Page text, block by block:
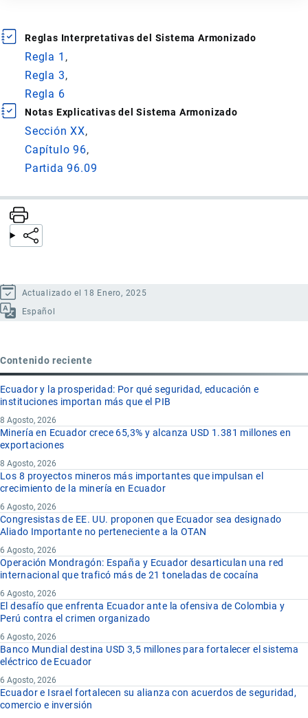
Reglas Interpretativas del Sistema Armonizado
Regla 1
Regla 3
Regla 6
Notas Explicativas del Sistema Armonizado
Sección XX
Capítulo 96
Partida 96.09
Actualizado el 18 Enero, 2025
Español
Contenido reciente
Ecuador y la prosperidad: Por qué seguridad, educación e
instituciones importan más que el PIB
8 Agosto, 2026
Minería en Ecuador crece 65,3% y alcanza USD 1.381 millones en
exportaciones
8 Agosto, 2026
Los 8 proyectos mineros más importantes que impulsan el
crecimiento de la minería en Ecuador
6 Agosto, 2026
Congresistas de EE. UU. proponen que Ecuador sea designado
Aliado Importante no perteneciente a la OTAN
6 Agosto, 2026
Operación Mondragón: España y Ecuador desarticulan una red
internacional que traficó más de 21 toneladas de cocaína
6 Agosto, 2026
El desafío que enfrenta Ecuador ante la ofensiva de Colombia y
Perú contra el crimen organizado
6 Agosto, 2026
Banco Mundial destina USD 3,5 millones para fortalecer el sistema
eléctrico de Ecuador
6 Agosto, 2026
Ecuador e Israel fortalecen su alianza con acuerdos de seguridad,
comercio e inversión